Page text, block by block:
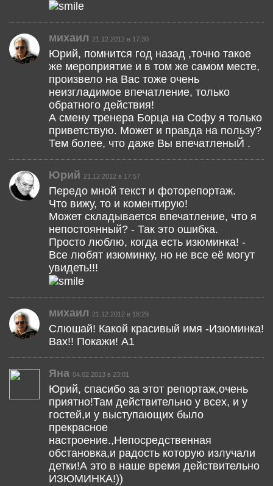
михаил 21.12.2012 в 17:30
Юрий, помнится год назад ,точно такое
же мероприятие и в том же самом месте,
произвело на Вас тоже очень
неизгладимое впечатление, только
обратного действия!
А смену тренера Борца на Софу я только
приветствую. Может и правда на пользу?
Тем более, что даже Вы впечатленыЙ .
Юрий 21.12.2012 в 17:57
Передо мной текст и фоторепортаж.
Что вижу, то и коментирую!
Может складывается впечатление, что я
непостоянный? - Так это ошибка.
Просто люблю, когда есть изюминка! -
Все любят изюминку, но не все её могут
увидеть!!!
михаил 21.12.2012 в 18:29
Слюшай! Какой красивый имя -Изюминка!
Вах!! Покажи! А1
Яна 04.02.2013 в 23:01
Юрий, спасибо за этот репортаж,очень
приятно!Там действительно у всех, и у
гостей,и у выступающих было
прекрасное
настроение.,Непосредственная
обстановка,и радость которую излучали
детки!А это в наше время действительно
ИЗЮМИНКА!))